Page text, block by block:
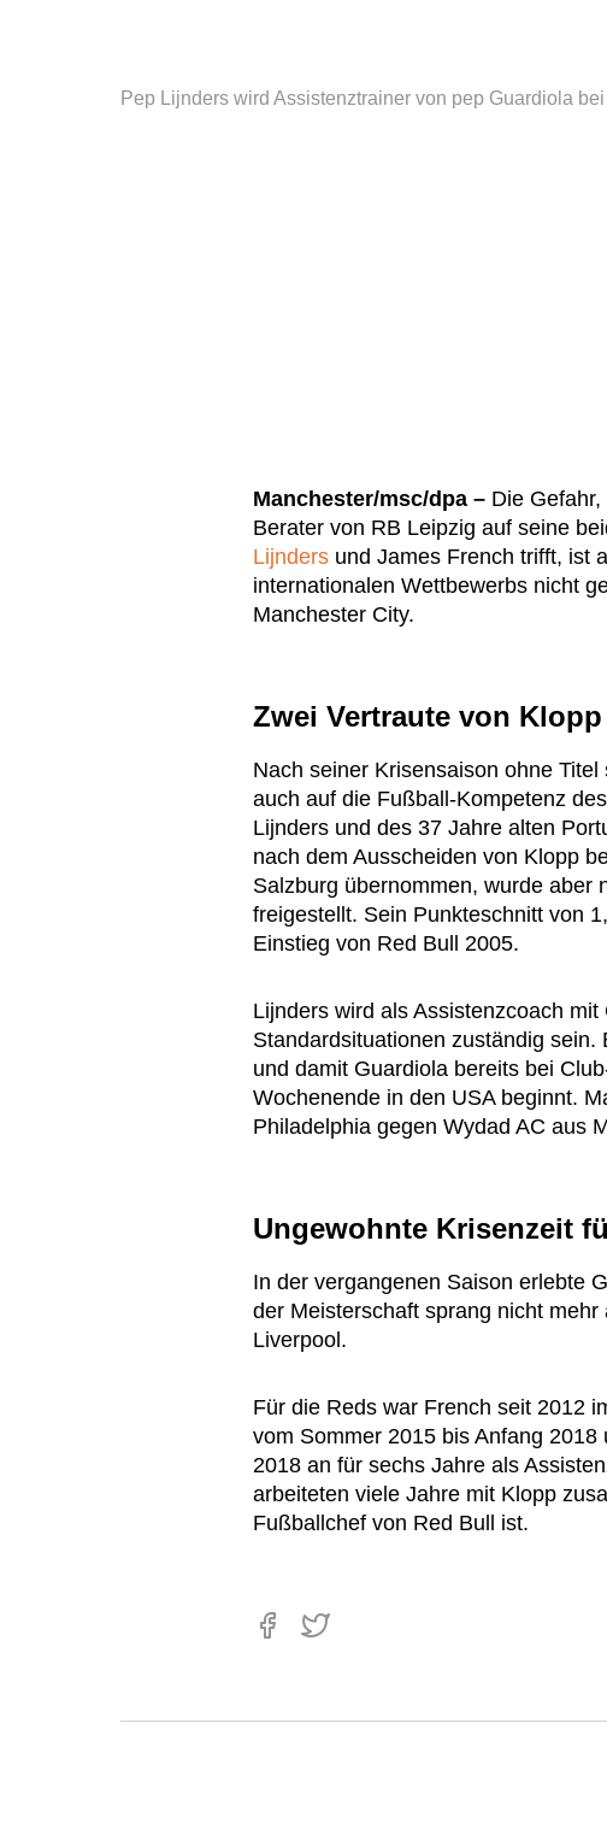
Pep Lijnders wird Assistenztrainer von pep Guardiola
Manchester/msc/dpa – Die Gefahr,
Berater von RB Leipzig auf seine
Lijnders und James French trifft, ist
internationalen Wettbewerbs nicht
Manchester City.
Zwei Vertraute von
Nach seiner Krisensaison ohne
auch auf die Fußball-Kompetenz
Lijnders und des 37 Jahre alten
nach dem Ausscheiden von Klopp
Salzburg übernommen, wurde aber
freigestellt. Sein Punkteschnitt von
Einstieg von Red Bull 2005.
Lijnders wird als Assistenzcoach
Standardsituationen zuständig
und damit Guardiola bereits bei
Wochenende in den USA beginnt.
Philadelphia gegen Wydad AC aus
Ungewohnte Krisenzeit
In der vergangenen Saison erlebte
der Meisterschaft sprang nicht
Liverpool.
Für die Reds war French seit 2012
vom Sommer 2015 bis Anfang
2018 an für sechs Jahre als
arbeiteten viele Jahre mit Klopp
Fußballchef von Red Bull ist.